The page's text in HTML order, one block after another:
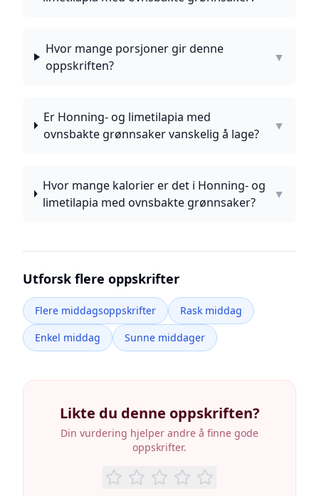
Hvor mange porsjoner gir denne
oppskriften?
▼
Er Honning- og limetilapia med
ovnsbakte grønnsaker vanskelig å lage?
▼
Hvor mange kalorier er det i Honning- og
limetilapia med ovnsbakte grønnsaker?
▼
Utforsk flere oppskrifter
Flere middagsoppskrifter
Rask middag
Enkel middag
Sunne middager
Likte du denne oppskriften?
Din vurdering hjelper andre å finne gode
oppskrifter.